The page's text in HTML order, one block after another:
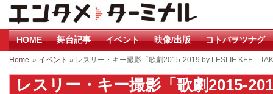
HOME 舞台記事 イベント 映像/出版 コトバヲツナグ
Home » イベント » レスリー・キー撮影「歌劇2015-2019 by LESLIE KEE－
レスリー・キー撮影「歌劇2015-